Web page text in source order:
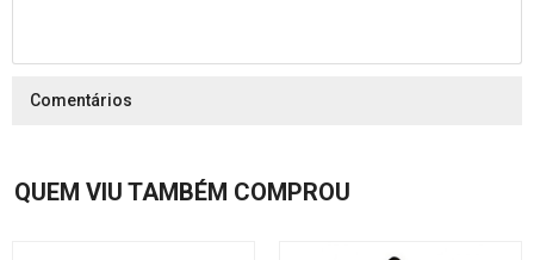
Comentários
QUEM VIU TAMBÉM COMPROU